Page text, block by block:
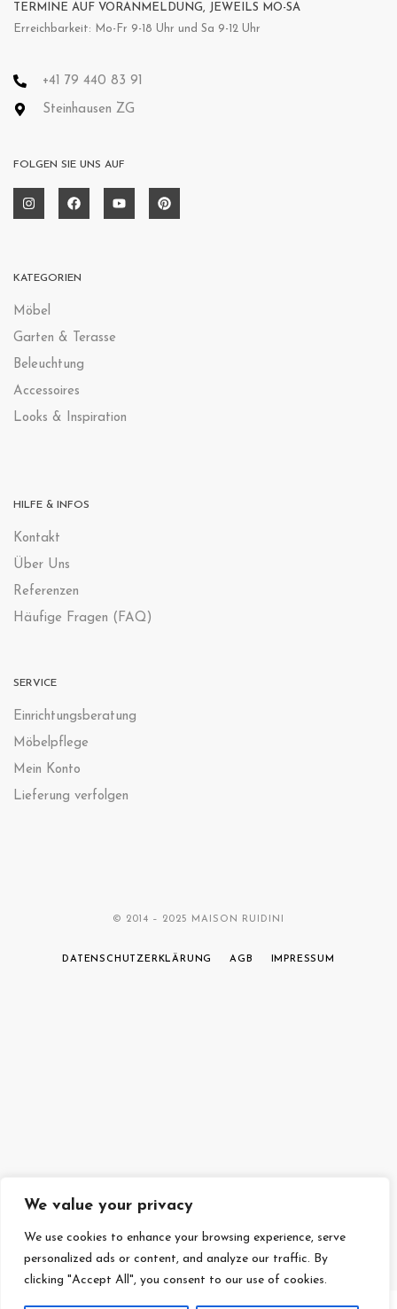
We value your privacy
We use cookies to enhance your browsing experience, serve
personalized ads or content, and analyze our traffic. By
clicking "Accept All", you consent to our use of cookies.
TERMINE AUF VORANMELDUNG, JEWEILS MO-SA
Erreichbarkeit: Mo-Fr 9-18 Uhr und Sa 9-12 Uhr
+41 79 440 83 91
Steinhausen ZG
FOLGEN SIE UNS AUF
KATEGORIEN
Möbel
Garten & Terasse
Beleuchtung
Accessoires
Looks & Inspiration
HILFE & INFOS
Kontakt
Über Uns
Referenzen
Häufige Fragen (FAQ)
SERVICE
Einrichtungsberatung
Möbelpflege
Mein Konto
Lieferung verfolgen
© 2014 – 2025 MAISON RUIDINI
DATENSCHUTZERKLÄRUNG AGB IMPRESSUM